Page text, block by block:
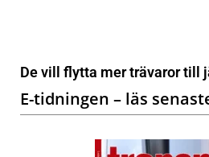
De vill flytta mer trävaror till
E-tidningen – läs